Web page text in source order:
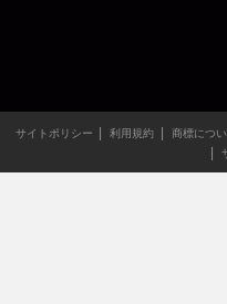
サイトポリシー 利用規約 商標につ